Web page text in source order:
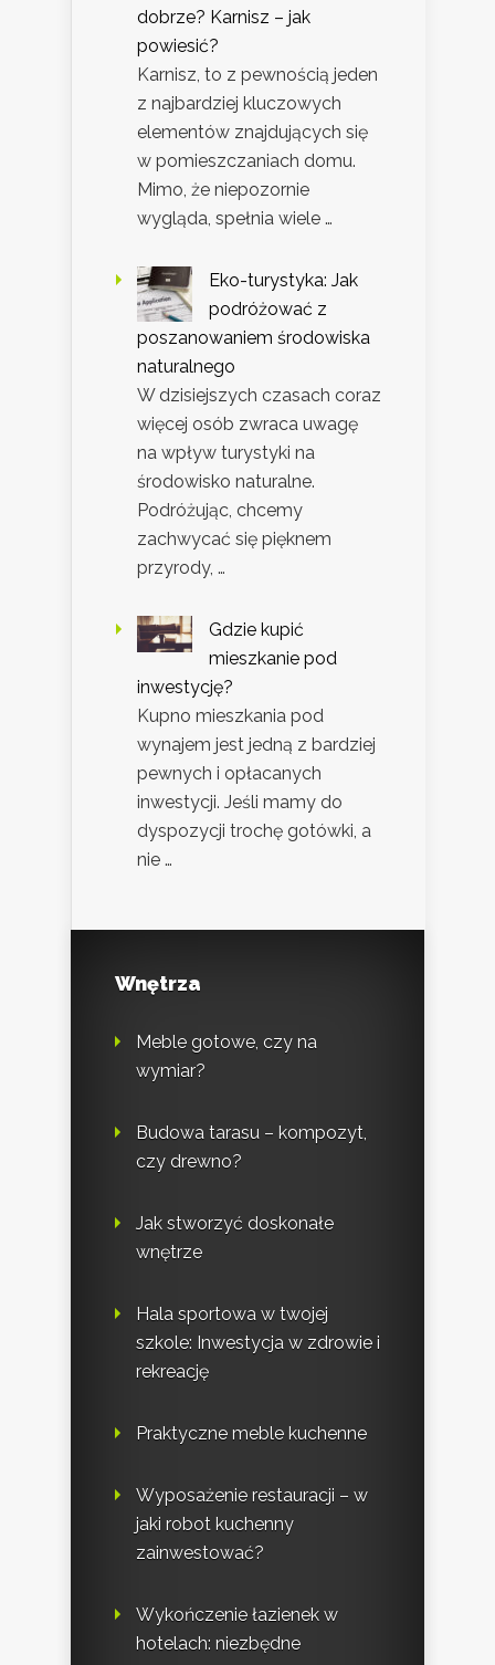
dobrze? Karnisz – jak
powiesić?
Karnisz, to z pewnością jeden
z najbardziej kluczowych
elementów znajdujących się
w pomieszczaniach domu.
Mimo, że niepozornie
wygląda, spełnia wiele …
Eko-turystyka: Jak
podróżować z
poszanowaniem środowiska
naturalnego
W dzisiejszych czasach coraz
więcej osób zwraca uwagę
na wpływ turystyki na
środowisko naturalne.
Podróżując, chcemy
zachwycać się pięknem
przyrody, …
Gdzie kupić
mieszkanie pod
inwestycję?
Kupno mieszkania pod
wynajem jest jedną z bardziej
pewnych i opłacanych
inwestycji. Jeśli mamy do
dyspozycji trochę gotówki, a
nie …
Wnętrza
Meble gotowe, czy na
wymiar?
Budowa tarasu – kompozyt,
czy drewno?
Jak stworzyć doskonałe
wnętrze
Hala sportowa w twojej
szkole: Inwestycja w zdrowie i
rekreację
Praktyczne meble kuchenne
Wyposażenie restauracji – w
jaki robot kuchenny
zainwestować?
Wykończenie łazienek w
hotelach: niezbędne